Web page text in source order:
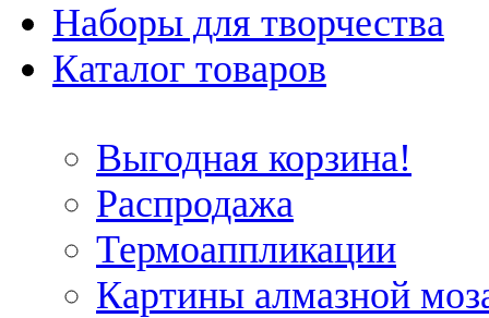
Наборы для творчества
Каталог товаров
Выгодная корзина!
Распродажа
Термоаппликации
Картины алмазной